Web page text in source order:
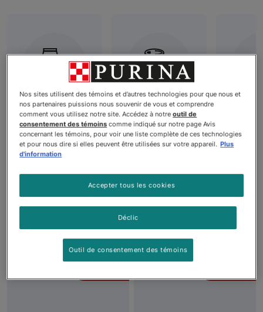
Nourriture
sèche pour
chiens
Nourriture
humide pour
chiens
sans
Produits
Nos sites utilisent des témoins et d’autres technologies pour que nous et
nos partenaires puissions nous souvenir de vous et comprendre
comment vous utilisez notre site. Accédez à notreoutil de
consentement des témoins comme indiqué sur notre page Avis
concernant les témoins, pour voir une liste complète de ces technologies
et pour nous dire si elles peuvent être utilisées sur votre appareil. Plus
d'information
Déclic
Accepter tous les cookies
Outil de consentement des témoins